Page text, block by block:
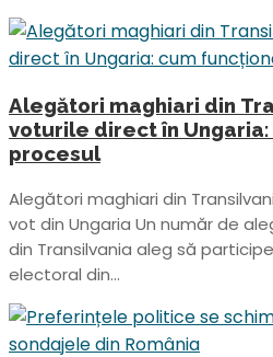
Alegători maghiari din
voturile direct în
procesul
Alegători maghiari din
vot din Ungaria Un număr de
din Transilvania aleg să
electoral din...